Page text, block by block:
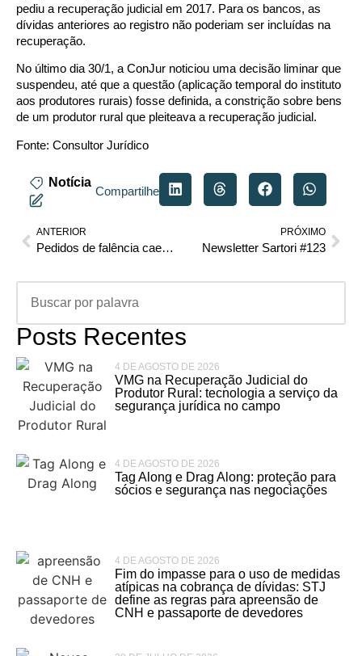
pediu a recuperação judicial em 2017. Para os bancos, as
dívidas anteriores ao registro não poderiam ser incluídas na
recuperação.
No último dia 30/1, a ConJur noticiou uma decisão liminar que
suspendeu, até que a questão (aplicação temporal do instituto
aos produtores rurais) fosse definida, a constrição sobre bens
de um produtor rural que pleiteava a recuperação judicial.
Fonte: Consultor Jurídico
Notícia
Compartilhe
ANTERIOR
Pedidos de falência caem 2,7% no acumulado em 12 meses
PRÓXIMO
Newsletter Sartori #123
Posts Recentes
4 DE AGOSTO DE 2026
VMG na Recuperação Judicial do
Produtor Rural: tecnologia a serviço da
segurança jurídica no campo
4 DE AGOSTO DE 2026
Tag Along e Drag Along: proteção para
sócios e segurança nas negociações
4 DE AGOSTO DE 2026
Fim do impasse para o uso de medidas
atípicas na cobrança de dívidas: STJ
define as regras para apreensão de
CNH e passaporte de devedores